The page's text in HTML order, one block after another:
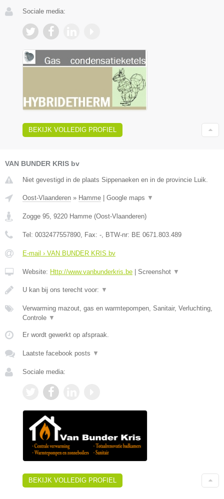
Sociale media:
BEKIJK VOLLEDIG PROFIEL
VAN BUNDER KRIS bv
Niet gevestigd in de plaats Sippenaeken en in de provincie Luik.
Oost-Vlaanderen » Hamme Google maps ▼
Zogge 95, 9220 Hamme (Oost-Vlaanderen)
Tel: 0032477557890, Fax: -, BTW-nr: BE 0671.803.489
E-mail › VAN BUNDER KRIS bv
Website: Http://www.vanbunderkris.be Screenshot ▼
U kan bij ons terecht voor: ▼
Verwarming mazout, gas en warmtepompen, Sanitair, Verluchting,
Controle ▼
Er wordt gewerkt op afspraak.
Laatste facebook posts ▼
Sociale media:
BEKIJK VOLLEDIG PROFIEL